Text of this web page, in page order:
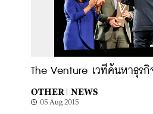
The Venture เวทีค้นหาธุร
OTHER | NEWS
05 Aug 2015